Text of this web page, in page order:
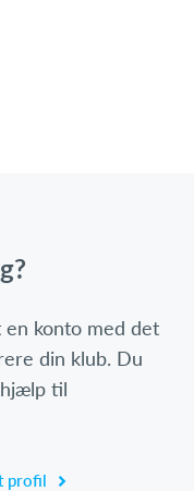
konto med det
din klub. Du
hjælp til
profil